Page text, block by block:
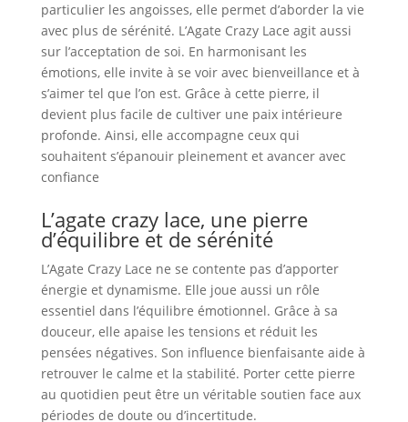
particulier les angoisses, elle permet d’aborder la vie
avec plus de sérénité. L’Agate Crazy Lace agit aussi
sur l’acceptation de soi. En harmonisant les
émotions, elle invite à se voir avec bienveillance et à
s’aimer tel que l’on est. Grâce à cette pierre, il
devient plus facile de cultiver une paix intérieure
profonde. Ainsi, elle accompagne ceux qui
souhaitent s’épanouir pleinement et avancer avec
confiance
L’agate crazy lace, une pierre
d’équilibre et de sérénité
L’Agate Crazy Lace ne se contente pas d’apporter
énergie et dynamisme. Elle joue aussi un rôle
essentiel dans l’équilibre émotionnel. Grâce à sa
douceur, elle apaise les tensions et réduit les
pensées négatives. Son influence bienfaisante aide à
retrouver le calme et la stabilité. Porter cette pierre
au quotidien peut être un véritable soutien face aux
périodes de doute ou d’incertitude.